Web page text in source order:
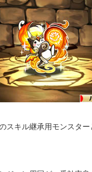
スキル継承用モンスタ